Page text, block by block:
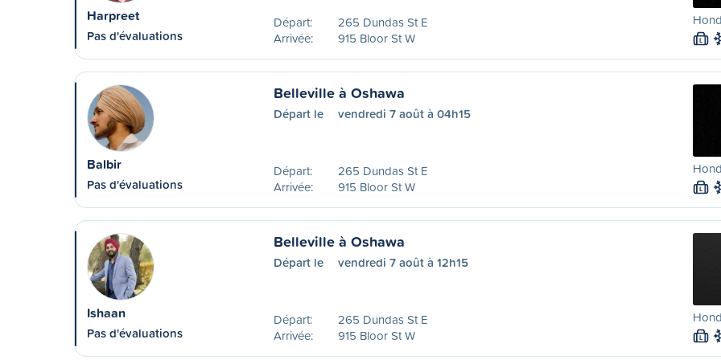
Harpreet
Pas d'évaluations
Départ:
265 Dundas St E
Arrivée:
915 Bloor St W L
Balbir
Pas d'évaluations
Belleville à Oshawa
Départ le vendredi 7 août à 04h15
Départ:
265 Dundas St E
Arrivée:
915 Bloor St W L
Ishaan
Pas d'évaluations
Belleville à Oshawa
Départ le vendredi 7 août à 12h15
Départ:
265 Dundas St E
Arrivée:
915 Bloor St W L